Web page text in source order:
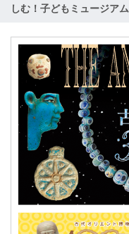
しむ！子どもミュージア